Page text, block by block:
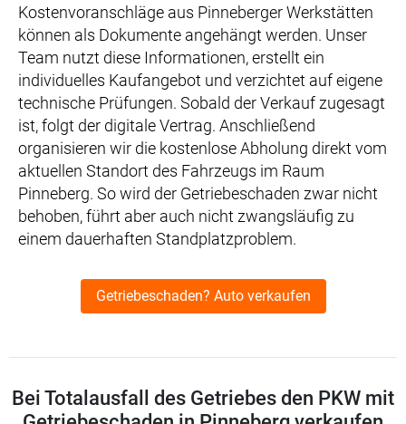
Kostenvoranschläge aus Pinneberger Werkstätten
können als Dokumente angehängt werden. Unser
Team nutzt diese Informationen, erstellt ein
individuelles Kaufangebot und verzichtet auf eigene
technische Prüfungen. Sobald der Verkauf zugesagt
ist, folgt der digitale Vertrag. Anschließend
organisieren wir die kostenlose Abholung direkt vom
aktuellen Standort des Fahrzeugs im Raum
Pinneberg. So wird der Getriebeschaden zwar nicht
behoben, führt aber auch nicht zwangsläufig zu
einem dauerhaften Standplatzproblem.
Getriebeschaden? Auto verkaufen
Bei Totalausfall des Getriebes den PKW mit